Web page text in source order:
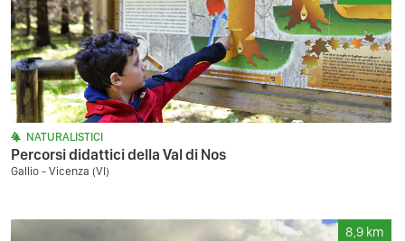
NATURALISTICI
Percorsi didattici della Val di Nos
Gallio - Vicenza (VI)
8,9 km